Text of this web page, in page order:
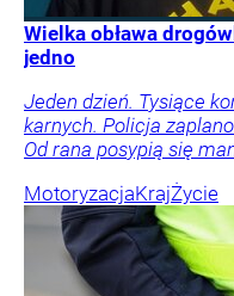
Wielka obława
jedno
Jeden dzień. Tysiące
karnych. Policja
Od rana posypią się
MotoryzacjaKrajŻycie